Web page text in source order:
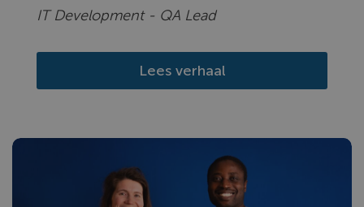
IT Development - QA Lead
Lees verhaal